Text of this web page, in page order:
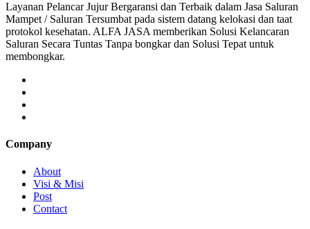
Layanan Pelancar Jujur Bergaransi dan Terbaik dalam Jasa Saluran
Mampet / Saluran Tersumbat pada sistem datang kelokasi dan taat
protokol kesehatan. ALFA JASA memberikan Solusi Kelancaran
Saluran Secara Tuntas Tanpa bongkar dan Solusi Tepat untuk
membongkar.
Company
About
Visi & Misi
Post
Contact